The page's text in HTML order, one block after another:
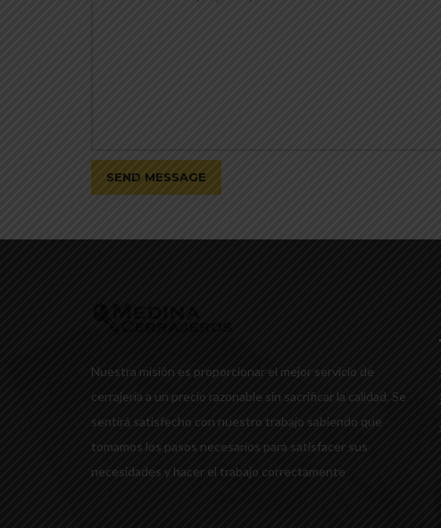
Nuestra misión es proporcionar el mejor servicio de
cerrajería a un precio razonable sin sacrificar la calidad. Se
sentirá satisfecho con nuestro trabajo sabiendo que
tomamos los pasos necesarios para satisfacer sus
necesidades y hacer el trabajo correctamente